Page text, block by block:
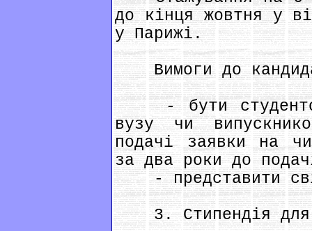
до кінця жовтня у
у Парижі.
Вимоги до
- бути студентом
вузу чи
подачі заявки на
за два роки до
- представити
3. Стипендія для